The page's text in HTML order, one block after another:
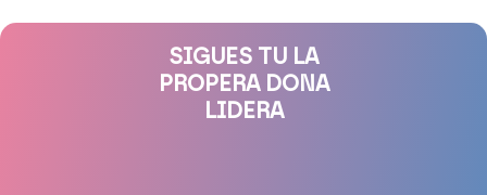
SIGUES TU LA
PROPERA DONA
LIDERA